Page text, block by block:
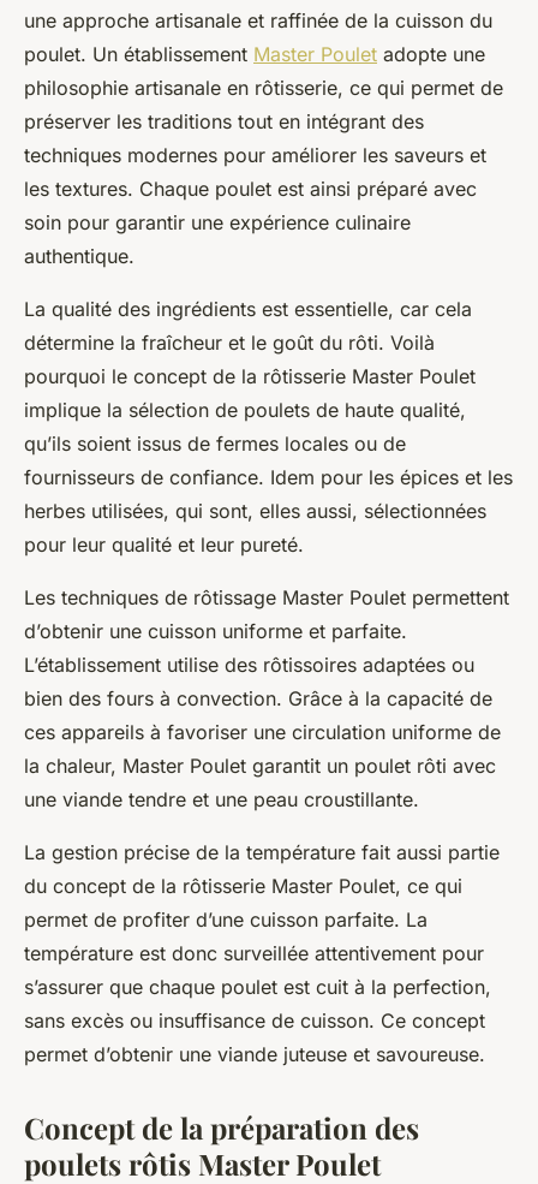
une approche artisanale et raffinée de la cuisson du
poulet. Un établissement Master Poulet adopte une
philosophie artisanale en rôtisserie, ce qui permet de
préserver les traditions tout en intégrant des
techniques modernes pour améliorer les saveurs et
les textures. Chaque poulet est ainsi préparé avec
soin pour garantir une expérience culinaire
authentique.
La qualité des ingrédients est essentielle, car cela
détermine la fraîcheur et le goût du rôti. Voilà
pourquoi le concept de la rôtisserie Master Poulet
implique la sélection de poulets de haute qualité,
qu’ils soient issus de fermes locales ou de
fournisseurs de confiance. Idem pour les épices et les
herbes utilisées, qui sont, elles aussi, sélectionnées
pour leur qualité et leur pureté.
Les techniques de rôtissage Master Poulet permettent
d’obtenir une cuisson uniforme et parfaite.
L’établissement utilise des rôtissoires adaptées ou
bien des fours à convection. Grâce à la capacité de
ces appareils à favoriser une circulation uniforme de
la chaleur, Master Poulet garantit un poulet rôti avec
une viande tendre et une peau croustillante.
La gestion précise de la température fait aussi partie
du concept de la rôtisserie Master Poulet, ce qui
permet de profiter d’une cuisson parfaite. La
température est donc surveillée attentivement pour
s’assurer que chaque poulet est cuit à la perfection,
sans excès ou insuffisance de cuisson. Ce concept
permet d’obtenir une viande juteuse et savoureuse.
Concept de la préparation des
poulets rôtis Master Poulet